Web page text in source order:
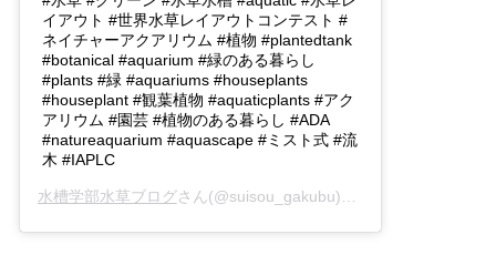
イアウト #世界水草レイアウトコンテスト #
ネイチャーアクアリウム #植物 #plantedtank
#botanical #aquarium #緑のある暮らし
#plants #緑 #aquariums #houseplants
#houseplant #観葉植物 #aquaticplants #アク
アリウム #園芸 #植物のある暮らし #ADA
#natureaquarium #aquascape #ミスト式 #流
木 #IAPLC
水槽学部水草ブログさん(@suisou_gakubu)がシェアした投稿 -